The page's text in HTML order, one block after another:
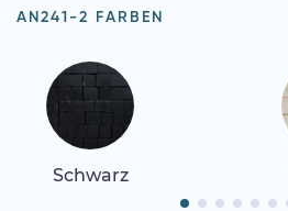
AN241-2 FARBEN
Schwarz